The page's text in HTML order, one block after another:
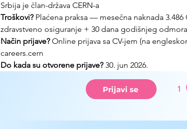
Srbija je član-država CERN-a
Troškovi? Plaćena praksa — mesečna naknada 3.486
zdravstveno osiguranje + 30 dana godišnjeg odmora
Način prijave? Online prijava sa CV-jem (na
careers.cern
Do kada su otvorene prijave? 30. jun 2026.
Prijavi se 1